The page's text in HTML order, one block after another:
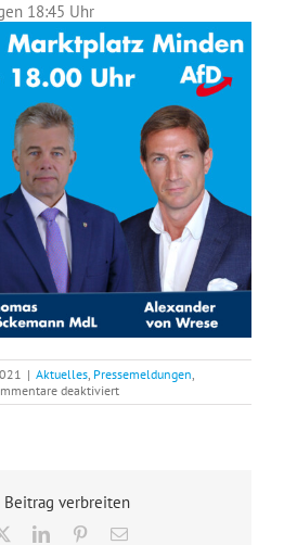
18:45 Uhr
| Aktuelles Pressemeldungen
deaktiviertfür
Rechtsanwalt
Minden
Montag,
Beitrag verbreiten
LinkedInPinterest
E-